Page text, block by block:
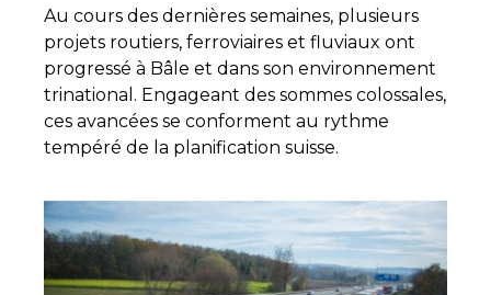
Au cours des dernières semaines, plusieurs
projets routiers, ferroviaires et fluviaux ont
progressé à Bâle et dans son environnement
trinational. Engageant des sommes colossales,
ces avancées se conforment au rythme
tempéré de la planification suisse.